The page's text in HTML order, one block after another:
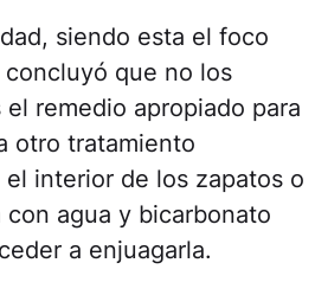
siendo esta el foco
concluyó que no los
remedio apropiado para
otro tratamiento
interior de los zapatos o
agua y bicarbonato
a enjuagarla.